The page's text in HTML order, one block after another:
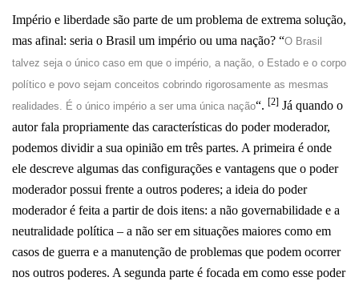
Império e liberdade são parte de um problema de extrema solução,
mas afinal: seria o Brasil um império ou uma nação? “O Brasil
talvez seja o único caso em que o império, a nação, o Estado e o corpo
político e povo sejam conceitos cobrindo rigorosamente as mesmas
realidades. É o único império a ser uma única nação“. [2] Já quando o
autor fala propriamente das características do poder moderador,
podemos dividir a sua opinião em três partes. A primeira é onde
ele descreve algumas das configurações e vantagens que o poder
moderador possui frente a outros poderes; a ideia do poder
moderador é feita a partir de dois itens: a não governabilidade e a
neutralidade política – a não ser em situações maiores como em
casos de guerra e a manutenção de problemas que podem ocorrer
nos outros poderes. A segunda parte é focada em como esse poder